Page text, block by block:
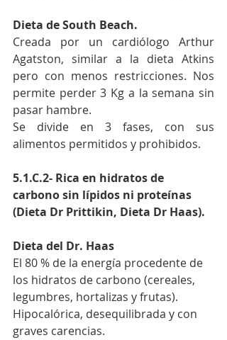
Dieta de South Beach.
Creada por un cardiólogo Arthur
Agatston, similar a la dieta Atkins
pero con menos restricciones. Nos
permite perder 3 Kg a la semana sin
pasar hambre.
Se divide en 3 fases, con sus
alimentos permitidos y prohibidos.
5.1.C.2- Rica en hidratos de
carbono sin lípidos ni proteínas
(Dieta Dr Prittikin, Dieta Dr Haas).
Dieta del Dr. Haas
El 80 % de la energía procedente de
los hidratos de carbono (cereales,
legumbres, hortalizas y frutas).
Hipocalórica, desequilibrada y con
graves carencias.